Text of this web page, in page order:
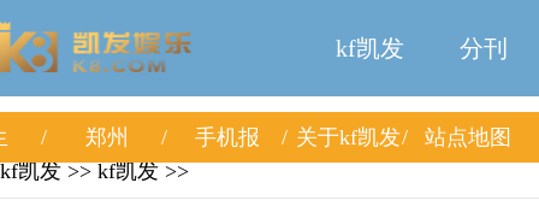
kf凯发 分刊
郑州 手机报 关于kf凯发
站点地图
kf凯发 >> kf凯发 >>